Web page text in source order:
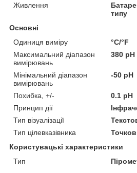
Живлення
типу
Основні
Одиниця виміру
°С/°F
Максимальний діапазон
вимірювань
380 pH
Мінімальний діапазон
вимірювань
-50 pH
Похибка, +/-
0.1 pH
Принцип дії
Тип візуалізації
Тип цілевказівника
Користувацькі характеристики
Тип